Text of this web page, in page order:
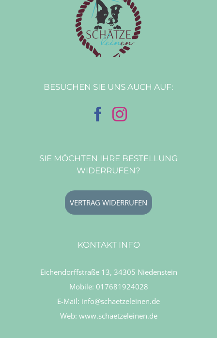
BESUCHEN SIE UNS AUCH AUF:
SIE MÖCHTEN IHRE BESTELLUNG
WIDERRUFEN?
VERTRAG WIDERRUFEN
KONTAKT INFO
Eichendorffstraße 13, 34305 Niedenstein
Mobile: 017681924028
E-Mail: info@schaetzeleinen.de
Web: www.schaetzeleinen.de